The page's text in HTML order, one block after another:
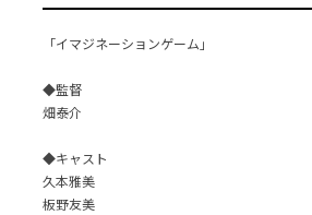
「イマジネーションゲーム」
◆監督
畑泰介
◆キャスト
久本雅美
板野友美